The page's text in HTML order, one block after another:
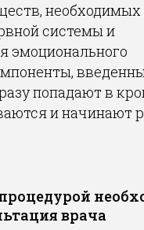
необходимых
системы и
эмоционального
попадают в
и начинают
врача